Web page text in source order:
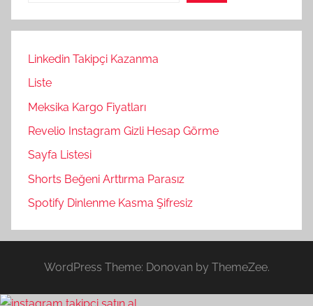
Linkedin Takipçi Kazanma
Liste
Meksika Kargo Fiyatları
Revelio Instagram Gizli Hesap Görme
Sayfa Listesi
Shorts Beğeni Arttırma Parasız
Spotify Dinlenme Kasma Şifresiz
WordPress Theme: Donovan by ThemeZee.